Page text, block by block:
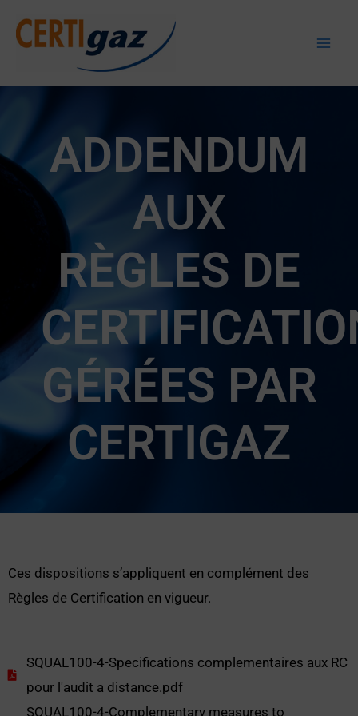
ADDENDUM
AUX
RÈGLES DE
GÉRÉES PAR
CERTIGAZ
Ces dispositions s’appliquent en complément des
Règles de Certification en vigueur.
SQUAL100-4-Specifications complementaires aux RC
pour l'audit a distance.pdf
SQUAL100-4-Complementary measures to